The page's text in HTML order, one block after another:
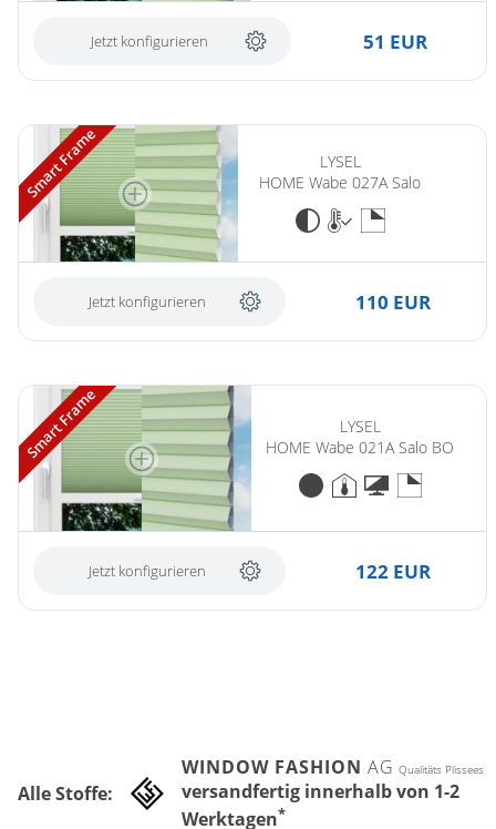
Jetzt konfigurieren 51 EUR
Smart Frame
LYSEL
HOME Wabe 027A Salo
Jetzt konfigurieren 110 EUR
Smart Frame
LYSEL
HOME Wabe 021A Salo BO
Jetzt konfigurieren 122 EUR
Alle Stoffe:
WINDOW FASHION AG Qualitäts Plissees
versandfertig innerhalb von 1-2
Werktagen*